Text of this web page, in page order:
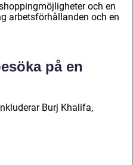
och en
arbetsförhållanden och en
på en
Burj Khalifa,